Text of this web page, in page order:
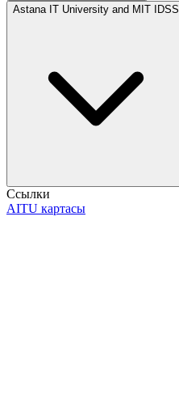
Astana IT University and MIT IDSS
Ссылки
AITU картасы